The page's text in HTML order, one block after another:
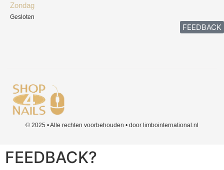
Zondag
Gesloten
© 2025 • Alle rechten voorbehouden • door limbointernational.nl
FEEDBACK?
FEEDBACK